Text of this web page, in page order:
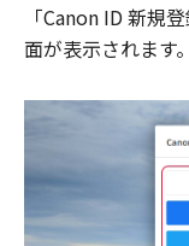
「Canon ID 新規
面が表示されます。